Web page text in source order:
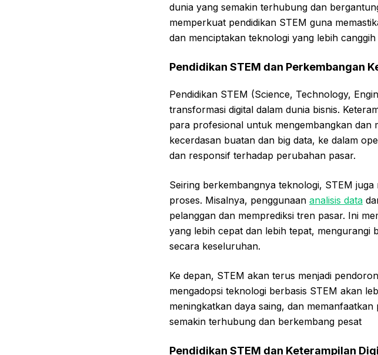
dunia yang semakin terhubung dan
memperkuat pendidikan STEM guna
dan menciptakan teknologi yang lebih
Pendidikan STEM dan Perkembangan
Pendidikan STEM (Science, Technology,
transformasi digital dalam dunia bisnis.
para profesional untuk mengembangkan dan
kecerdasan buatan dan big data, ke dalam
dan responsif terhadap perubahan pasar.
Seiring berkembangnya teknologi, STEM
proses. Misalnya, penggunaan analisis data
pelanggan dan memprediksi tren pasar. Ini
yang lebih cepat dan lebih tepat, mengurangi
secara keseluruhan.
Ke depan, STEM akan terus menjadi
mengadopsi teknologi berbasis STEM akan
meningkatkan daya saing, dan
semakin terhubung dan berkembang pesat
Pendidikan STEM dan Keterampilan